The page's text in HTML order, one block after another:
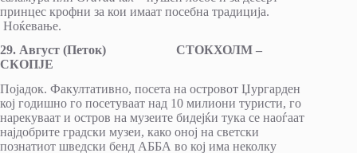
принцес крофни за кои имаат посебна традиција.
Ноќевање.
29. Август (Петок) СТОКХОЛМ –
СКОПЈЕ
Појадок. Факултативно, посета на островот Џургарден
кој годишно го посетуваат над 10 милиони туристи, го
нарекуваат и остров на музеите бидејќи тука се наоѓаат
најдобрите градски музеи, како оној на светски
познатиот шведски бенд АББА во кој има неколку